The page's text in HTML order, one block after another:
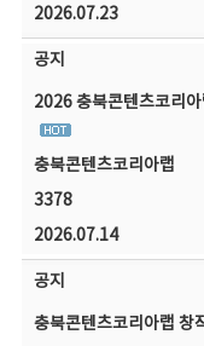
2026.07.23
공지
2026 충북콘텐츠코리
충북콘텐츠코리아랩
3378
2026.07.14
공지
충북콘텐츠코리아랩 창